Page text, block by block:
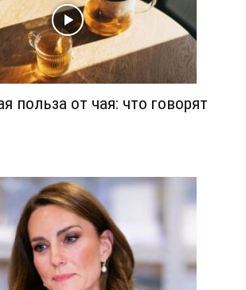
польза от чая: что говорят